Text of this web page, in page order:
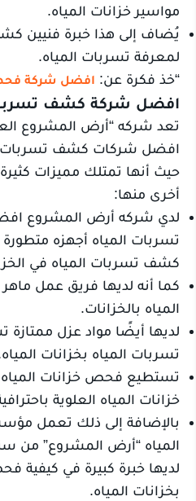
مواسير خزانات المياه.
يُضاف إلى هذا خبرة فنيين
لمعرفة تسربات المياه.
“خذ فكرة عن: افضل شركة
افضل شركة كشف
تعد شركه “أرض المشروع
افضل شركات كشف تسربات
حيث أنها تمتلك مميزات
أخرى منها:
لدي شركه أرض المشروع
تسربات المياه أجهزه
كشف تسربات المياه في
كما أنه لديها فريق عمل
المياه بالخزانات.
لديها أيضًا مواد عزل
تسربات المياه بخزانات
تستطيع فحص خزانات
خزانات المياه العلوية
بالإضافة إلى ذلك تعمل
المياه “أرض المشروع” من
لديها خبرة كبيرة في كيفية
بخزانات المياه.